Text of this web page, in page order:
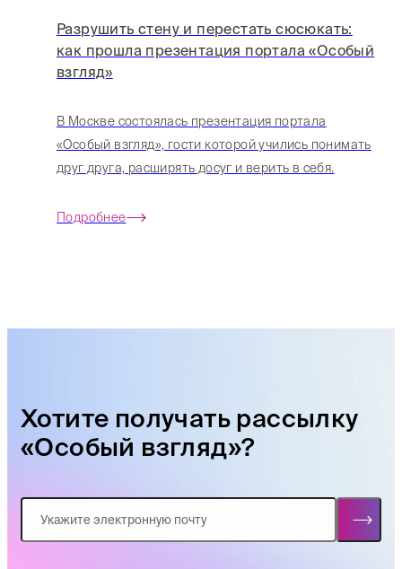
Разрушить стену и перестать сюсюкать:
как прошла презентация портала «Особый
взгляд»
В Москве состоялась презентация портала
«Особый взгляд», гости которой учились понимать
друг друга, расширять досуг и верить в себя.
Подробнее
Хотите получать рассылку
«Особый взгляд»?